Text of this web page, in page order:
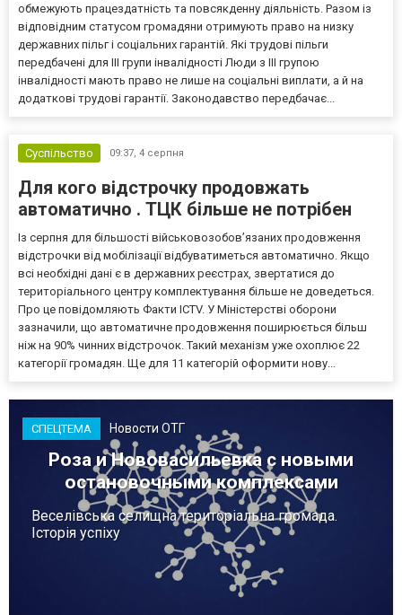
обмежують працездатність та повсякденну діяльність. Разом із
відповідним статусом громадяни отримують право на низку
державних пільг і соціальних гарантій. Які трудові пільги
передбачені для III групи інвалідності Люди з III групою
інвалідності мають право не лише на соціальні виплати, а й на
додаткові трудові гарантії. Законодавство передбачає...
Суспільство 09:37, 4 серпня
Для кого відстрочку продовжать
автоматично . ТЦК більше не потрібен
Із серпня для більшості військовозобов’язаних продовження
відстрочки від мобілізації відбуватиметься автоматично. Якщо
всі необхідні дані є в державних реєстрах, звертатися до
територіального центру комплектування більше не доведеться.
Про це повідомляють Факти ICTV. У Міністерстві оборони
зазначили, що автоматичне продовження поширюється більш
ніж на 90% чинних відстрочок. Такий механізм уже охоплює 22
категорії громадян. Ще для 11 категорій оформити нову...
СПЕЦТЕМА Новости ОТГ
Роза и Нововасильевка с новыми
остановочными комплексами
Веселівська селищна територіальна громада.
Історія успіху